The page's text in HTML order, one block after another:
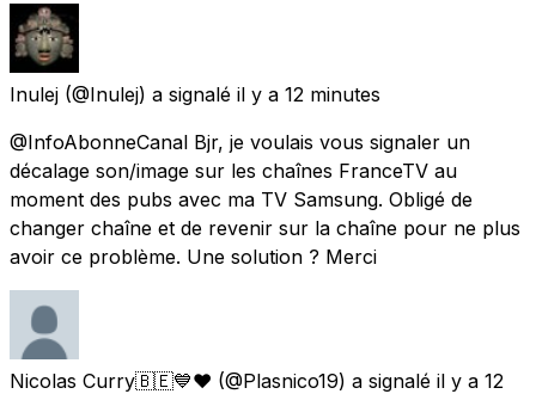
Inulej (@Inulej) a signalé il y a 12 minutes
@InfoAbonneCanal Bjr, je voulais vous signaler un
décalage son/image sur les chaînes FranceTV au
moment des pubs avec ma TV Samsung. Obligé de
changer chaîne et de revenir sur la chaîne pour ne plus
avoir ce problème. Une solution ? Merci
Nicolas Curry🇧🇪💙❤️ (@Plasnico19) a signalé il y a 12